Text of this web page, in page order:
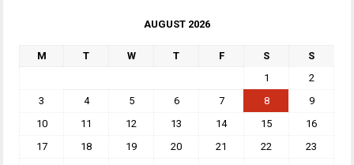
AUGUST 2026
M T W T F S
S
1
2
3
4 5 6 7 8
9
10
11 12 13 14 15
16
17
18 19 20 21 22
23